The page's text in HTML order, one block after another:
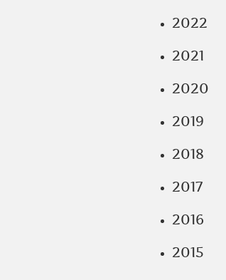
2022
2021
2020
2019
2018
2017
2016
2015